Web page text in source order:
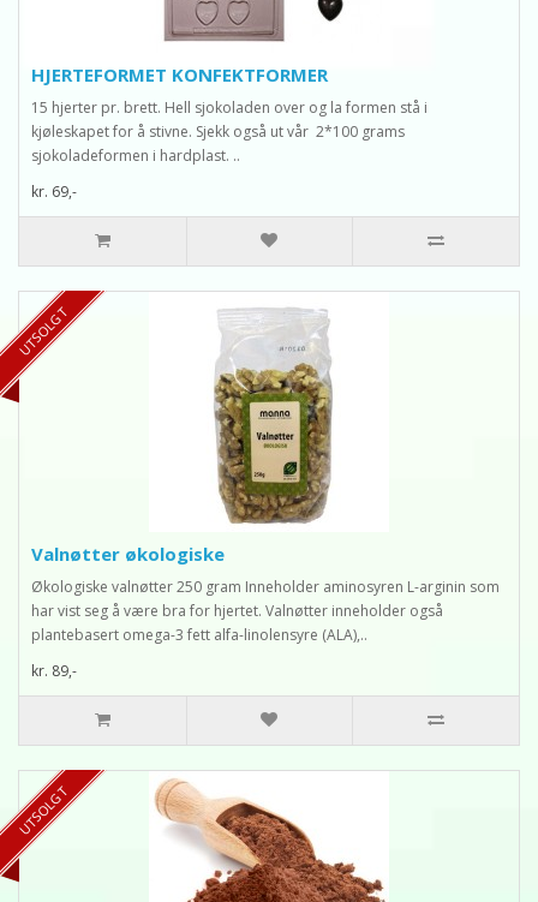
HJERTEFORMET KONFEKTFORMER
15 hjerter pr. brett. Hell sjokoladen over og la formen stå i
kjøleskapet for å stivne. Sjekk også ut vår 2*100 grams
sjokoladeformen i hardplast. ..
kr. 69,-
UTSOLGT
Valnøtter økologiske
Økologiske valnøtter 250 gram Inneholder aminosyren L-arginin som
har vist seg å være bra for hjertet. Valnøtter inneholder også
plantebasert omega-3 fett alfa-linolensyre (ALA),..
kr. 89,-
TILBUD 21%
UTSOLGT